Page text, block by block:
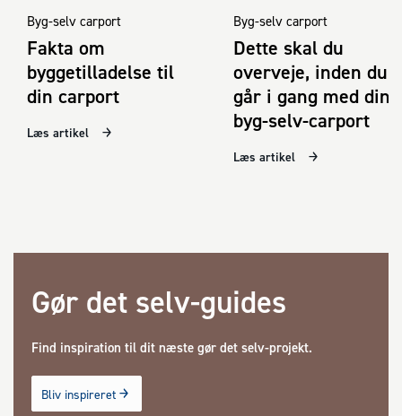
Byg-selv carport
Fakta om
byggetilladelse til
din carport
Læs artikel
Byg-selv carport
Dette skal du
overveje, inden du
går i gang med din
byg-selv-carport
Læs artikel
Gør det selv-guides
Find inspiration til dit næste gør det selv-projekt.
Bliv inspireret